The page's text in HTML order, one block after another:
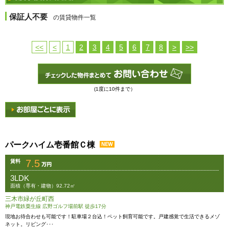
保証人不要 の賃貸物件一覧
<< < 1 2 3 4 5 6 7 8 > >>
(1度に10件まで）
パークハイム壱番館Ｃ棟
賃料 7.5
3LDK
面積（専有・建物）92.72㎡
三木市緑が丘町西
神戸電鉄粟生線 広野ゴルフ場前駅 徒歩17分
現地お待合わせも可能です！駐車場２台込！ペット飼育可能です。戸建感覚で生活できるメゾ
ネット。リビング･･･